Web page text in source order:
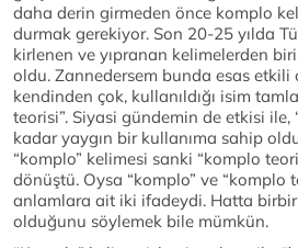
daha derin girmeden önce komplo
durmak gerekiyor. Son 20-25 yılda
kirlenen ve yıpranan kelimelerden
oldu. Zannedersem bunda esas etkili
kendinden çok, kullanıldığı isim
teorisi”. Siyasi gündemin de etkisi ile,
kadar yaygın bir kullanıma sahip
“komplo” kelimesi sanki “komplo
dönüştü. Oysa “komplo” ve “komplo
anlamlara ait iki ifadeydi. Hatta
olduğunu söylemek bile mümkün.